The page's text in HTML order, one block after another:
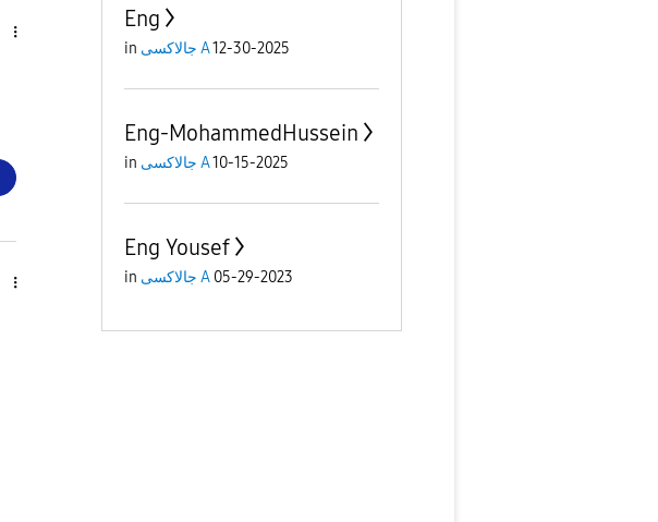
Eng
in جالاكسى A12-30-2025
Eng-MohammedHussein
in جالاكسى A10-15-2025
Eng Yousef
in جالاكسى A 05-29-2023